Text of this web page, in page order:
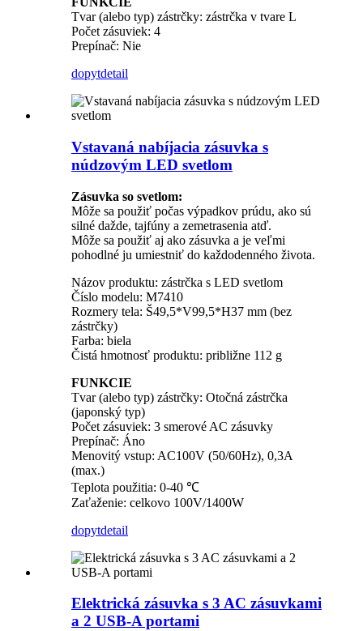
Tvar (alebo typ) zástrčky: zástrčka v tvare L
Počet zásuviek: 4
Prepínač: Nie
dopytdetail
Vstavaná nabíjacia zásuvka s
núdzovým LED svetlom
Zásuvka so svetlom:
Môže sa použiť počas výpadkov prúdu, ako sú
silné dažde, tajfúny a zemetrasenia atď.
Môže sa použiť aj ako zásuvka a je veľmi
pohodlné ju umiestniť do každodenného života.
Názov produktu: zástrčka s LED svetlom
Číslo modelu: M7410
Rozmery tela: Š49,5*V99,5*H37 mm (bez
zástrčky)
Farba: biela
Čistá hmotnosť produktu: približne 112 g
FUNKCIE
Tvar (alebo typ) zástrčky: Otočná zástrčka
(japonský typ)
Počet zásuviek: 3 smerové AC zásuvky
Prepínač: Áno
Menovitý vstup: AC100V (50/60Hz), 0,3A
(max.)
Teplota použitia: 0-40 ℃
Zaťaženie: celkovo 100V/1400W
dopytdetail
Elektrická zásuvka s 3 AC zásuvkami
a 2 USB-A portami